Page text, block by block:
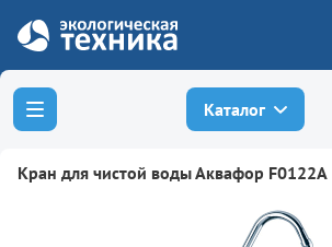
Каталог
Кран для чистой воды Аквафор F0122A